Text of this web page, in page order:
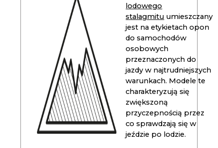
lodowego
stalagmitu umieszczany
jest na etykietach opon
do samochodów
osobowych
przeznaczonych do
jazdy w najtrudniejszych
warunkach. Modele te
charakteryzują się
zwiększoną
przyczepnością przez
co sprawdzają się w
jeździe po lodzie.